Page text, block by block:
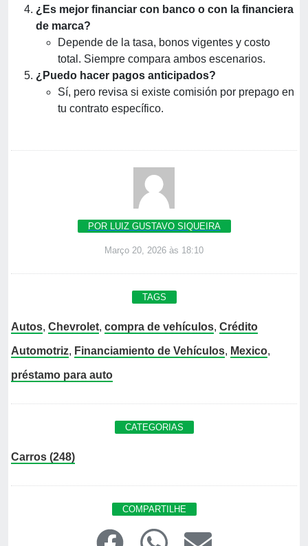
¿Es mejor financiar con banco o con la financiera
de marca?
Depende de la tasa, bonos vigentes y costo
total. Siempre compara ambos escenarios.
¿Puedo hacer pagos anticipados?
Sí, pero revisa si existe comisión por prepago en
tu contrato específico.
POR LUIZ GUSTAVO SIQUEIRA
Março 20, 2026 às 18:10
TAGS
Autos, Chevrolet, compra de vehículos, Crédito
Automotriz, Financiamiento de Vehículos, Mexico,
préstamo para auto
CATEGORIAS
Carros (248)
COMPARTILHE